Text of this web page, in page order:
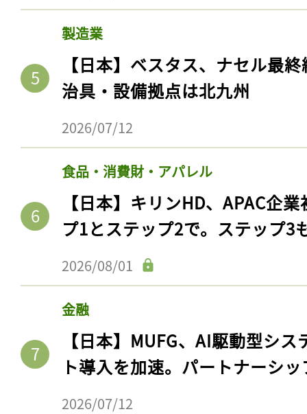
製造業
【日本】ベスタス、ナセル最
治具・設備拠点は北九州
2026/07/12
食品・消費財・アパレル
【日本】キリンHD、APAC企
プ1とステップ2で。ステップ3
2026/08/01
金融
【日本】MUFG、AI駆動型シ
ト導入を加速。パートナーシ
2026/07/12
ログインが必